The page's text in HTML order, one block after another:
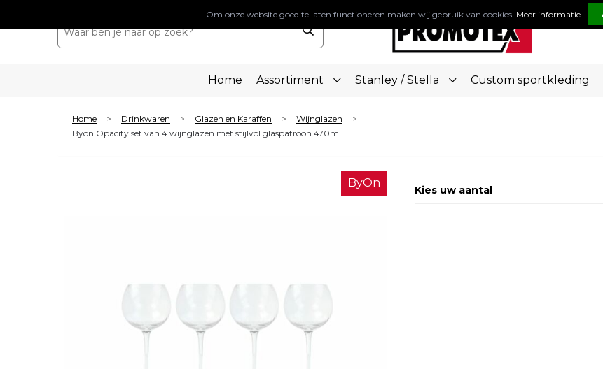
Home Assortiment Stanley / Stella Custom sportkleding
Home > Drinkwaren > Glazen en Karaffen > Wijnglazen >
Byon Opacity set van 4 wijnglazen met stijlvol glaspatroon 470ml
ByOn
Kies uw aantal
Om onze website goed te laten functioneren maken wij gebruik van cookies. Meer informatie.